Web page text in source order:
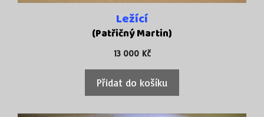
Ležící
(Patřičný Martin)
13 000 Kč
Přidat do košíku